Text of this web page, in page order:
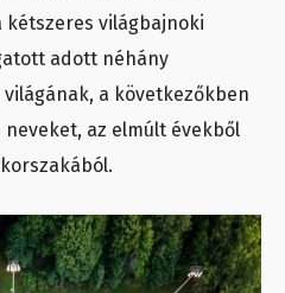
kétszeres világbajnoki
adott néhány
a következőkben
az elmúlt évekből